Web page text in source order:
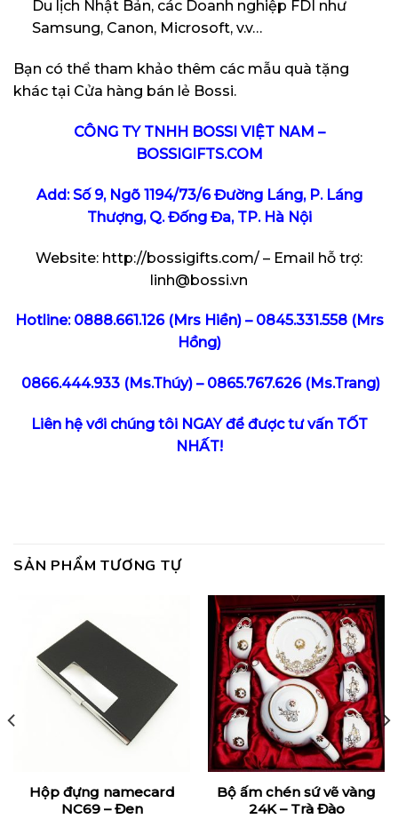
Du lịch Nhật Bản, các Doanh nghiệp FDI như
Samsung, Canon, Microsoft, v.v…
Bạn có thể tham khảo thêm các mẫu quà tặng
khác tại Cửa hàng bán lẻ Bossi.
CÔNG TY TNHH BOSSI VIỆT NAM –
BOSSIGIFTS.COM
Add: Số 9, Ngõ 1194/73/6 Đường Láng, P. Láng
Thượng, Q. Đống Đa, TP. Hà Nội
Website: http://bossigifts.com/ – Email hỗ trợ:
linh@bossi.vn
Hotline: 0888.661.126(Mrs Hiền) – 0845.331.558(Mrs
Hồng)
0866.444.933 (Ms.Thúy) – 0865.767.626 (Ms.Trang)
Liên hệ với chúng tôi NGAY để được tư vấn TỐT
NHẤT!
SẢN PHẨM TƯƠNG TỰ
Hộp đựng namecard
NC69 – Đen
Bộ ấm chén sứ vẽ vàng
24K – Trà Đào